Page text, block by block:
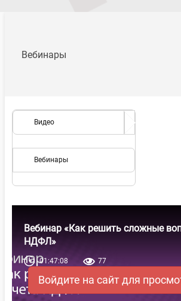
Вебинары
Видео
Вебинары
Вебинар «Как решить сложные
НДФЛ»
01:47:08 77
Войдите на сайт для